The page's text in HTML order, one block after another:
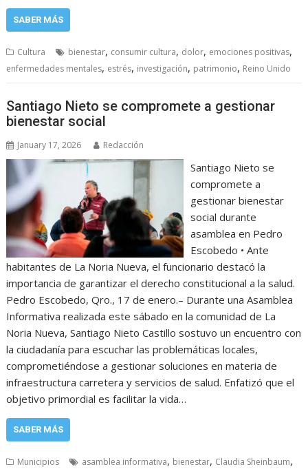
SABER MÁS
Cultura bienestar, consumir cultura, dolor, emociones positivas,
enfermedades mentales, estrés, investigación, patrimonio, Reino Unido
Santiago Nieto se compromete a gestionar
bienestar social
January 17, 2026 Redacción
Santiago Nieto se
compromete a
gestionar bienestar
social durante
asamblea en Pedro
Escobedo • Ante
habitantes de La Noria Nueva, el funcionario destacó la
importancia de garantizar el derecho constitucional a la salud.
Pedro Escobedo, Qro., 17 de enero.– Durante una Asamblea
Informativa realizada este sábado en la comunidad de La
Noria Nueva, Santiago Nieto Castillo sostuvo un encuentro con
la ciudadanía para escuchar las problemáticas locales,
comprometiéndose a gestionar soluciones en materia de
infraestructura carretera y servicios de salud. Enfatizó que el
objetivo primordial es facilitar la vida…
SABER MÁS
Municipios asamblea informativa, bienestar, Claudia Sheinbaum,